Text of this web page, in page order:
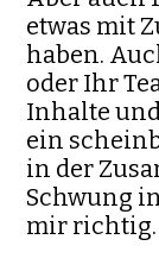
etwas mit
haben.
oder Ihr
Inhalte
ein
in der
Schwung
mir richtig.